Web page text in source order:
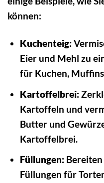
können:
Kuchenteig:
Eier und Mehl zu
für Kuchen,
Kartoffelbrei:
Kartoffeln und
Butter und
Kartoffelbrei.
Füllungen:Bereiten
Füllungen für